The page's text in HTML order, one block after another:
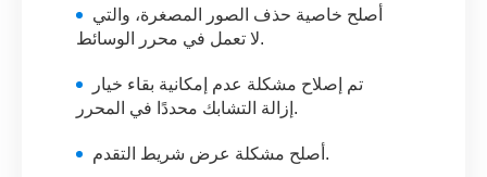
لا تعمل في محرر الوسائط.
إزالة التشابك محددًا في المحرر.
أصلح مشكلة عرض شريط التقدم.